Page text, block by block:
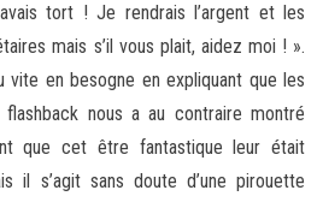
tort ! Je rendrais l’argent et les
mais s’il vous plait, aidez moi ! ».
vite en besogne en expliquant que les
nous a au contraire montré
que cet être fantastique leur était
il s’agit sans doute d’une pirouette